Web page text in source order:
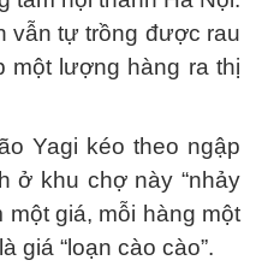
vẫn tự trồng được rau
một lượng hàng ra thị
Yagi kéo theo ngập
ở khu chợ này “nhảy
một giá, mỗi hàng một
giá “loạn cào cào”.